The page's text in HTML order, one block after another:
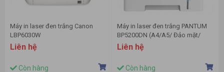
Máy in laser đen trắng Canon
LBP6030W
Liên hệ
Còn hàng
Máy in laser đen trắng PANTUM
BP5200DN (A4/A5/ Đảo mặt/
USB/ LAN)
Liên hệ
Còn hàng